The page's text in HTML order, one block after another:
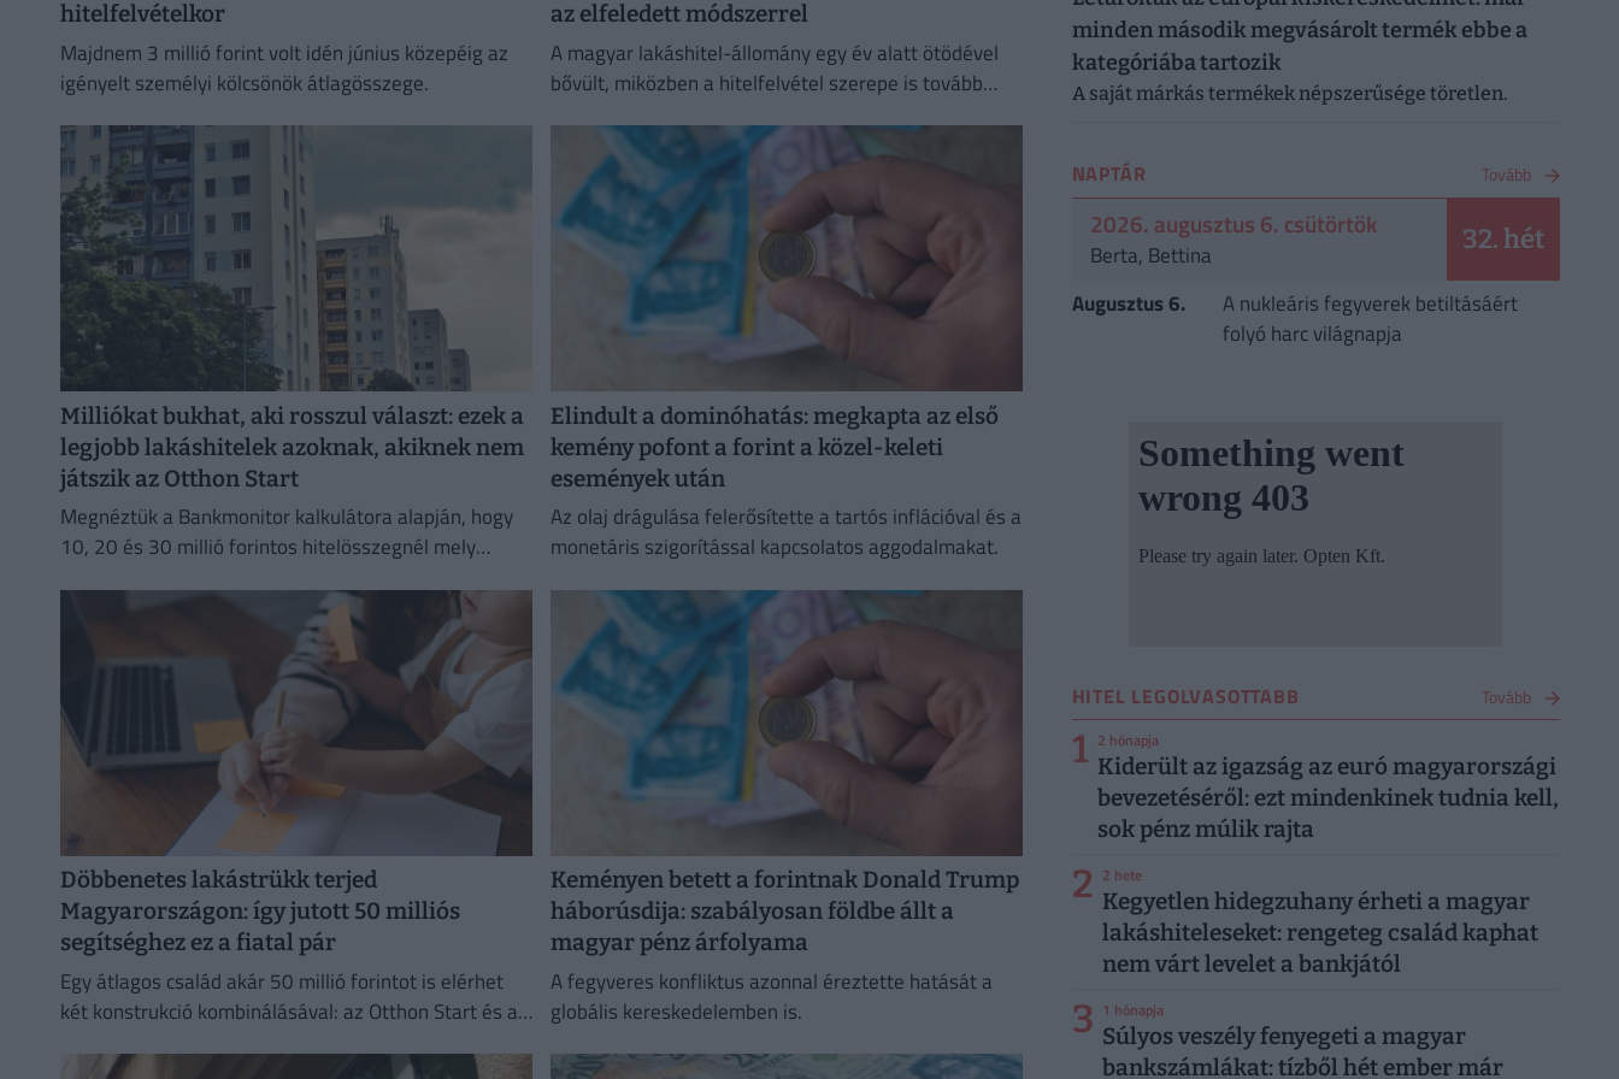
hitelfelvételkor
Majdnem 3 millió forint volt idén június közepéig az
igényelt személyi kölcsönök átlagösszege.
az elfeledett módszerrel
A magyar lakáshitel-állomány egy év alatt ötödével
bővült, miközben a hitelfelvétel szerepe is tovább
Milliókat bukhat, aki rosszul választ: ezek a
legjobb lakáshitelek azoknak, akiknek nem
játszik az Otthon Start
Megnéztük a Bankmonitor kalkulátora alapján, hogy
10, 20 és 30 millió forintos hitelösszegnél mely
Elindult a dominóhatás: megkapta az első
kemény pofont a forint a közel-keleti
események után
Az olaj drágulása felerősítette a tartós inflációval és a
monetáris szigorítással kapcsolatos aggodalmakat.
Döbbenetes lakástrükk terjed
Magyarországon: így jutott 50 milliós
segítséghez ez a fiatal pár
Egy átlagos család akár 50 millió forintot is elérhet
két konstrukció kombinálásával: az Otthon Start és a
Keményen betett a forintnak Donald Trump
háborúsdija: szabályosan földbe állt a
magyar pénz árfolyama
A fegyveres konfliktus azonnal éreztette hatását a
globális kereskedelemben is.
minden második megvásárolt termék ebbe a
kategóriába tartozik
A saját márkás termékek népszerűsége töretlen.
NAPTÁR Tovább
2026. augusztus 6. csütörtök
Berta, Bettina 32. hét
Augusztus 6.
A nukleáris fegyverek betiltásáért
folyó harc világnapja
HITEL LEGOLVASOTTABB Tovább
1 2 hónapja
Kiderült az igazság az euró magyarországi
bevezetéséről: ezt mindenkinek tudnia kell,
sok pénz múlik rajta
2 2 hete
Kegyetlen hidegzuhany érheti a magyar
lakáshiteleseket: rengeteg család kaphat
nem várt levelet a bankjától
3 1 hónapja
Súlyos veszély fenyegeti a magyar
bankszámlákat: tízből hét ember már